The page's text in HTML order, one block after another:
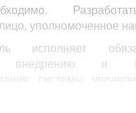
уполномоченное
исполняет
внедрению и
системы